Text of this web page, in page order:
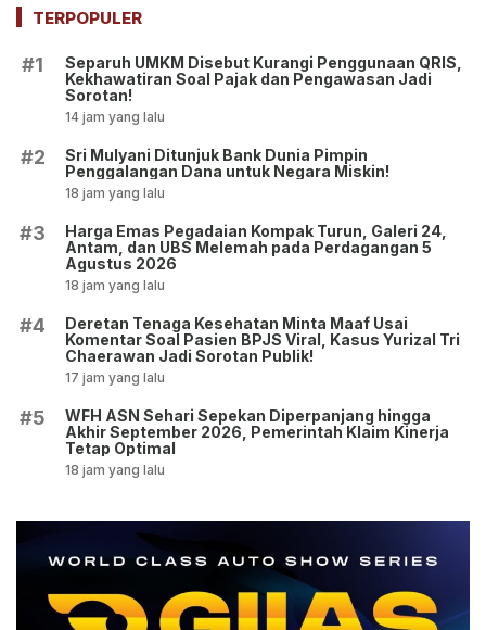
Chaerawan Jadi Sorotan
Publik!
TERPOPULER
#1
Separuh UMKM Disebut Kurangi Penggunaan QRIS,
Kekhawatiran Soal Pajak dan Pengawasan Jadi
Sorotan!
14 jam yang lalu
#2
Sri Mulyani Ditunjuk Bank Dunia Pimpin
Penggalangan Dana untuk Negara Miskin!
18 jam yang lalu
#3
Harga Emas Pegadaian Kompak Turun, Galeri 24,
Antam, dan UBS Melemah pada Perdagangan 5
Agustus 2026
18 jam yang lalu
#4
Deretan Tenaga Kesehatan Minta Maaf Usai
Komentar Soal Pasien BPJS Viral, Kasus Yurizal Tri
Chaerawan Jadi Sorotan Publik!
17 jam yang lalu
#5
WFH ASN Sehari Sepekan Diperpanjang hingga
Akhir September 2026, Pemerintah Klaim Kinerja
Tetap Optimal
18 jam yang lalu